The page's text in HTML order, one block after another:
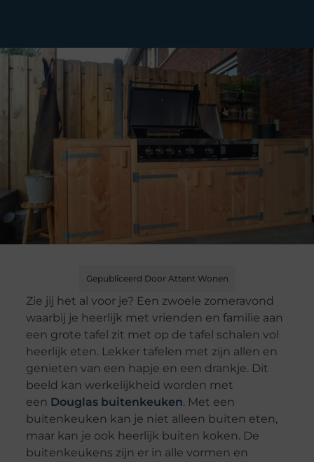
Gepubliceerd Door Attent Wonen
Zie jij het al voor je? Een zwoele zomeravond
waarbij je heerlijk met vrienden en familie aan
een grote tafel zit met op de tafel schalen vol
heerlijk eten. Lekker tafelen met zijn allen en
genieten van een hapje en een drankje. Dit
beeld kan werkelijkheid worden met
een Douglas buitenkeuken. Met een
buitenkeuken kan je niet alleen buiten eten,
maar kan je ook heerlijk buiten koken. De
buitenkeukens zijn er in alle vormen en